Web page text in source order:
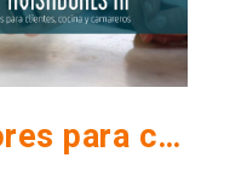
Nuevos avisadores para camareros y clientes